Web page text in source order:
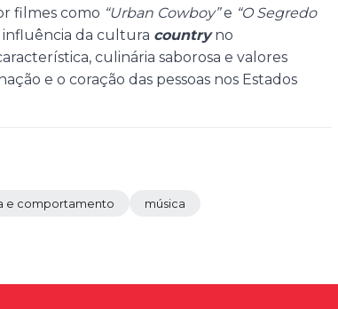
filmes como “Urban Cowboy”e “O Segredo
influência da cultura countryno
culinária saborosa e valores
e o coração das pessoas nos Estados
e comportamento música